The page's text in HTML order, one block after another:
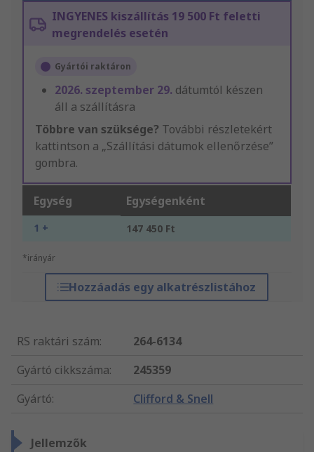
INGYENES kiszállítás 19 500 Ft feletti
megrendelés esetén
Gyártói raktáron
2026. szeptember 29. dátumtól készen
áll a szállításra
Többre van szüksége? További részletekért
kattintson a „Szállítási dátumok ellenőrzése”
gombra.
Egység Egységenként
1 + 147 450 Ft
*irányár
Hozzáadás egy alkatrészlistához
RS raktári szám:
264-6134
Gyártó cikkszáma:
245359
Gyártó: Clifford & Snell
Jellemzők